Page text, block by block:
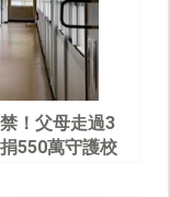
！父母走過3
550萬守護校